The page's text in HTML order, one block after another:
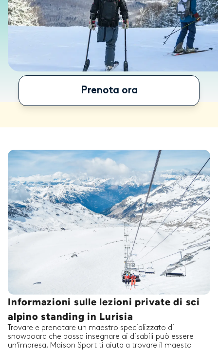
Prenota ora
Informazioni sulle lezioni private di sci
alpino standing in Lurisia
Trovare e prenotare un maestro specializzato di
snowboard che possa insegnare ai disabili può essere
un'impresa, Maison Sport ti aiuta a trovare il maesto